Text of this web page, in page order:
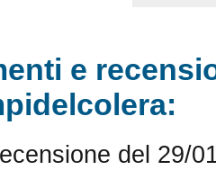
e
del 29/